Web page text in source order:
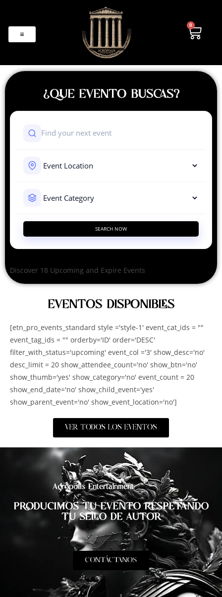
0
¿QUE EVENTO BUSCAS?
SEARCH NOW
Discover 18 Upcoming and Expire Events
EVENTOS DISPONIBLES
[etn_pro_events_standard style ='style-1' event_cat_ids = ""
event_tag_ids = "" orderby='ID' order='DESC'
filter_with_status='upcoming' event_col ='3' show_desc='no'
desc_limit = 20 show_attendee_count='no' show_btn='no'
show_thumb='yes' show_category='no' event_count = 20
show_end_date='no' show_child_event='yes'
show_parent_event='no' show_event_location='no']
VER TODOS LOS EVENTOS
Acrópolis Entertainment
PRODUCIMOS TU EVENTO RESPETANDO
TU SELLO DE AUTOR
CONTÁCTANOS